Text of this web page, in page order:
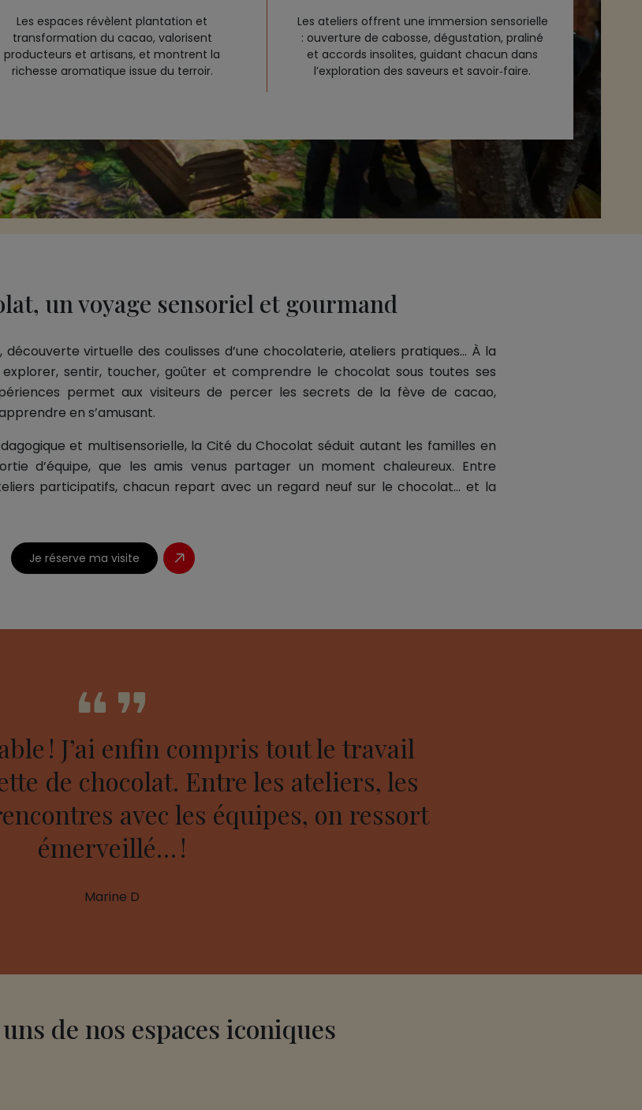
Les espaces révèlent plantation et
transformation du cacao, valorisent
producteurs et artisans, et montrent la
richesse aromatique issue du terroir.
Les ateliers offrent une immersion sensorielle
: ouverture de cabosse, dégustation, praliné
et accords insolites, guidant chacun dans
l’exploration des saveurs et savoir‑faire.
un voyage sensoriel et gourmand
virtuelle des coulisses d’une chocolaterie, ateliers pratiques… À la
sentir, toucher, goûter et comprendre le chocolat sous toutes ses
permet aux visiteurs de percer les secrets de la fève de cacao,
en s’amusant.
et multisensorielle, la Cité du Chocolat séduit autant les familles en
d’équipe, que les amis venus partager un moment chaleureux. Entre
participatifs, chacun repart avec un regard neuf sur le chocolat… et la
Je réserve ma visite
! J’ai enfin compris tout le travail
de chocolat. Entre les ateliers, les
avec les équipes, on ressort
émerveillé… !
Marine D
de nos espaces iconiques